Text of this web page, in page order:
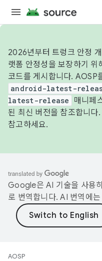
2026년부터 트렁크 안정
랫폼 안정성을 보장하기
코드를 게시합니다. AOSP
android-latest-
latest-release
매니페
된 최신 버전을 참조합니다
참고하세요.
Google은 AI 기술을 사용
로 번역합니다. AI 번역에
AOSP